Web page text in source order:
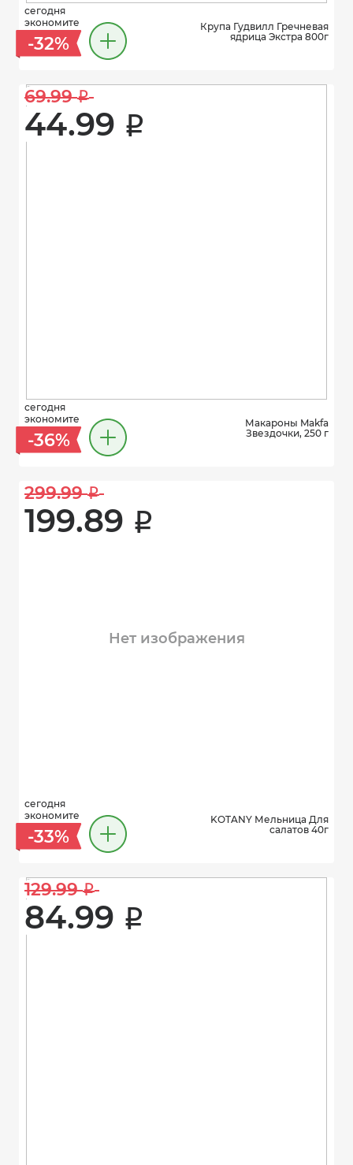
сегодня
экономите
-32%
Крупа Гудвилл Гречневая
ядрица Экстра 800г
69.99 i
44.99 i
сегодня
экономите
-36%
Макароны Makfa
Звездочки, 250 г
299.99 i
199.89 i
Нет изображения
сегодня
экономите
-33%
KOTANY Мельница Для
салатов 40г
129.99 i
84.99 i